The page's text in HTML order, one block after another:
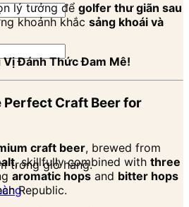
trong giỏ hàng.
lý tưởng để golfer thư giãn sau
khoảnh khắc sảng khoái và
Vị Đánh Thức Đam Mê!
Perfect Craft Beer for
craft beer, brewed from
, skillfully combined with three
aromatic hops and bitter hops
Republic.